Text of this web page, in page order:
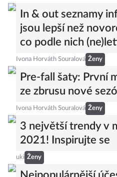
In & out seznamy
jsou lepší než
co podle nich
Ivona Horváth Souralová Ženy
Pre-fall šaty: První
ze zbrusu nové
Ivona Horváth Souralová Ženy
3 největší trendy v
2021! Inspirujte se
uki Ženy